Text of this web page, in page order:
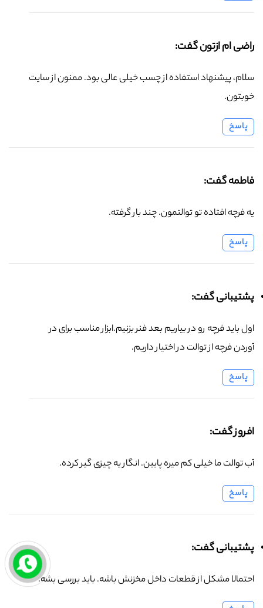
راضی ام ازتون گفت:
سلام، پیشنهاد استفاده از چسب خیلی عالی بود. ممنون از سایت
خوبتون.
پاسخ
فاطمه گفت:
یه فرچه افتاده تو توالتمون. چند بار گرفته.
پاسخ
پشتیبانی گفت:
اول باید فرچه رو در بیاریم بعد فنر بزنیم.ابزار مناسب برای در
آوردن فرچه از توالت در اختیار داریم.
پاسخ
افروز گفت:
آب توالت ما خیلی کم میره پایین. انگار یه چیزی گیر کرده.
پاسخ
پشتیبانی گفت:
احتمالا مشکل از قطعات داخل مخزنش باشه. باید بررسی بشه.